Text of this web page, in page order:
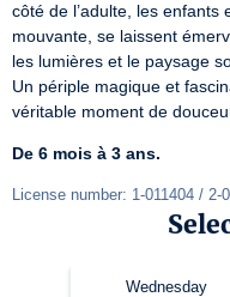
côté de l’adulte, les
mouvante, se laissent
les lumières et le paysage
Un périple magique et
véritable moment de
De 6 mois à 3 ans.
License number: 1-011404 / 2-
Wednesday